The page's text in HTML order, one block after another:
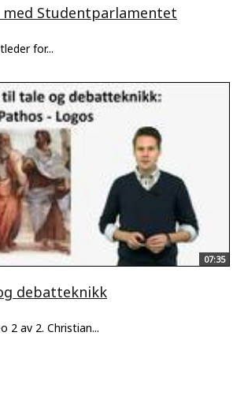
Studentparlamentet
for...
07:35
debatteknikk
2 av 2. Christian...